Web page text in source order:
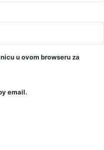
u ovom browseru za
email.